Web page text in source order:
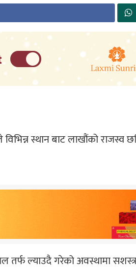
स्थान बाट लाखौंको राजस्व
ल्याउदै गरेको अवस्थामा सशस्त्र